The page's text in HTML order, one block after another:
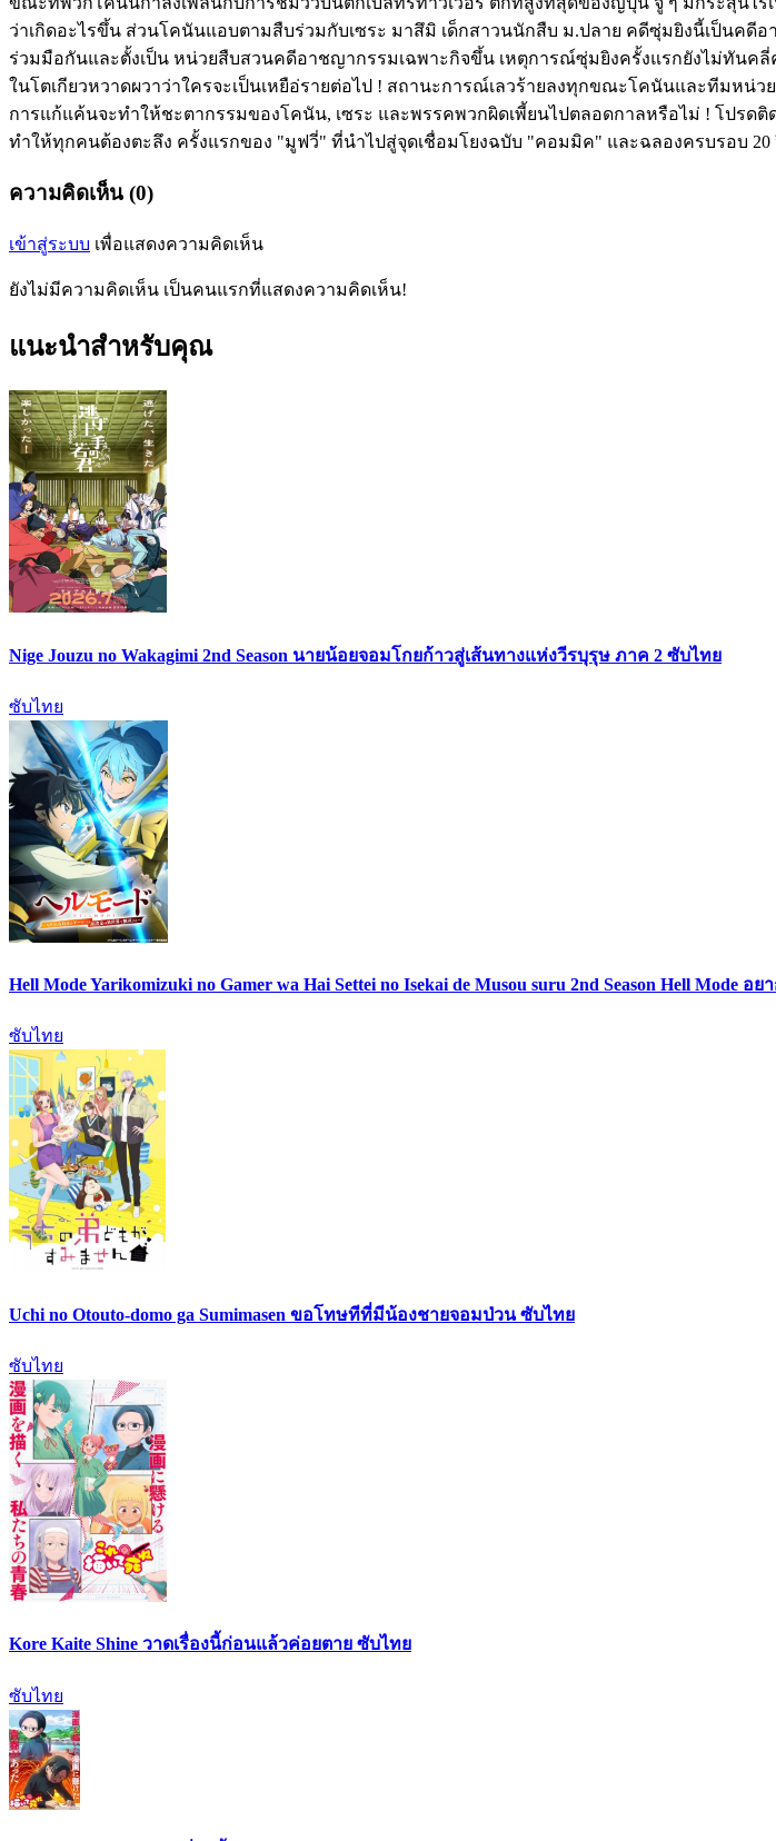
ว่าเกิดอะไรขึ้น ส่วนโคนันแอบตามสืบร่วมกับเซระ มาสึมิ เด็กสาวนนักสืบ ม.ปลาย คดีซุ่มยิงนี้เป็นค
ร่วมมือกันและตั้งเป็น หน่วยสืบสวนคดีอาชญากรรมเฉพาะกิจขึ้น เหตุการณ์ซุ่มยิงครั้งแรกยังไม่ทันคลี่
ในโตเกียวหวาดผวาว่าใครจะเป็นเหยือ่รายต่อไป ! สถานะการณ์เลวร้ายลงทุกขณะโคนันและทีมห
การแก้แค้นจะทำให้ชะตากรรมของโคนัน, เซระ และพรรคพวกผิดเพี้ยนไปตลอดกาลหรือไม่ ! โป
ทำให้ทุกคนต้องตะลึง ครั้งแรกของ "มูฟวี่" ที่นำไปสู่จุดเชื่อมโยงฉบับ "คอมมิค" และฉลองครบรอบ
ความคิดเห็น (0)
เข้าสู่ระบบ เพื่อแสดงความคิดเห็น
ยังไม่มีความคิดเห็น เป็นคนแรกที่แสดงความคิดเห็น!
แนะนำสำหรับคุณ
Nige Jouzu no Wakagimi 2nd Season นายน้อยจอมโกยก้าวสู่เส้นทางแห่งวีรบุรุษ ภาค 2 ซับไทย
ซับไทย
Hell Mode Yarikomizuki no Gamer wa Hai Settei no Isekai de Musou suru 2nd Season Hell Mode
ซับไทย
Uchi no Otouto-domo ga Sumimasen ขอโทษทีที่มีน้องชายจอมป่วน ซับไทย
ซับไทย
Kore Kaite Shine วาดเรื่องนี้ก่อนแล้วค่อยตาย ซับไทย
ซับไทย